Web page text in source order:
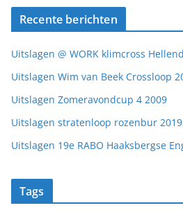
Recente berichten
Uitslagen @ WORK klimcross
Uitslagen Wim van Beek Crossloop
Uitslagen Zomeravondcup 4 2009
Uitslagen stratenloop rozenbur 2019
Uitslagen 19e RABO Haaksbergse
Tags